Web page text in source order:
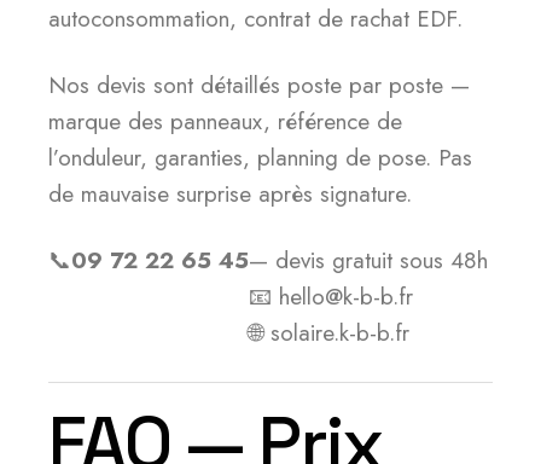
autoconsommation, contrat de rachat EDF.
Nos devis sont détaillés poste par poste —
marque des panneaux, référence de
l’onduleur, garanties, planning de pose. Pas
de mauvaise surprise après signature.
📞09 72 22 65 45— devis gratuit sous 48h
📧 hello@k-b-b.fr
🌐 solaire.k-b-b.fr
FAQ — Prix